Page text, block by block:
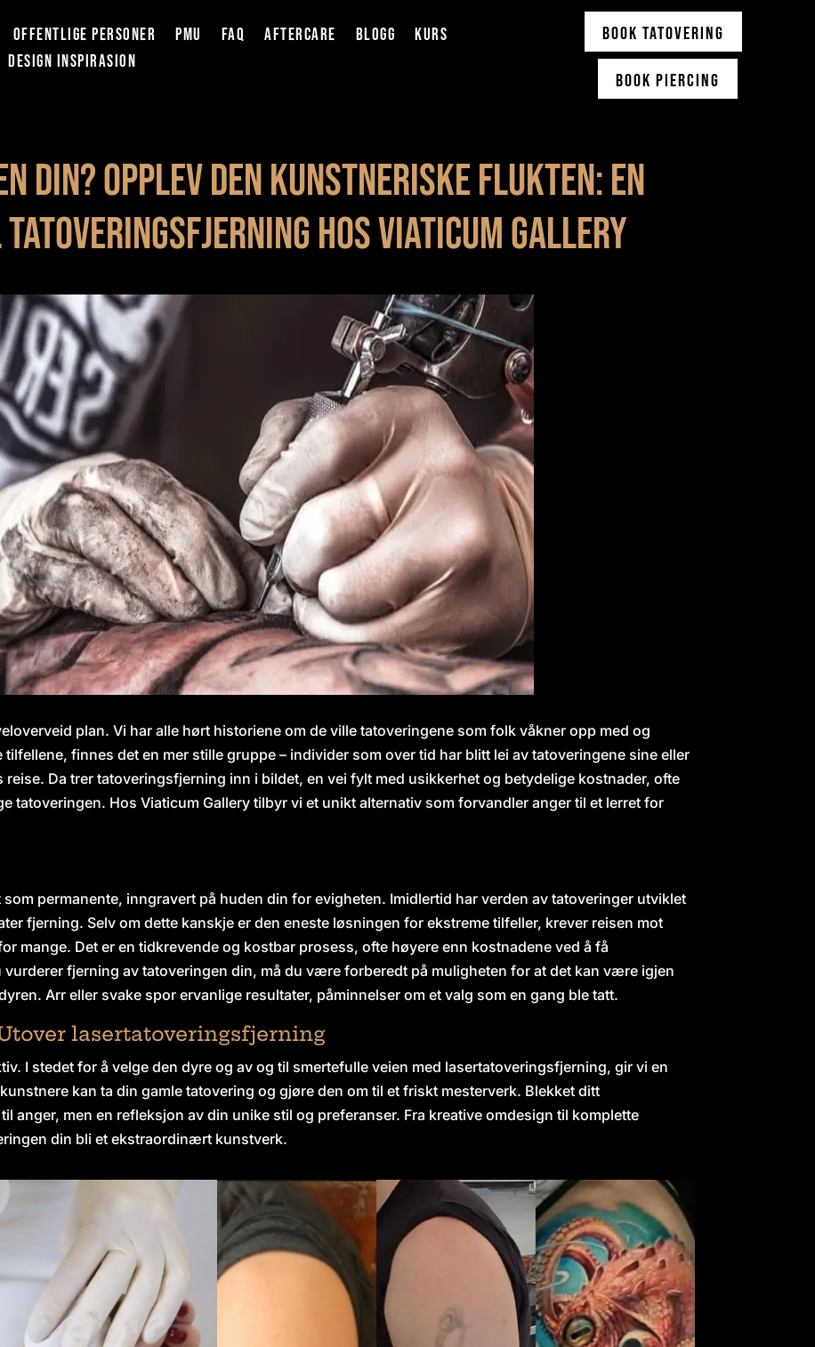
OFFENTLIGE PERSONER PMU FAQ AFTERCARE BLOGG
KURS
DESIGN INSPIRASION
Book Tatovering
Book Piercing
din? Opplev den kunstneriske flukten: En
hos Viaticum Gallery
plan. Vi har alle hørt historiene om de ville tatoveringene som folk våkner opp med og
finnes det en mer stille gruppe – individer som over tid har blitt lei av tatoveringene sine eller
Da trer tatoveringsfjerning inn i bildet, en vei fylt med usikkerhet og betydelige kostnader, ofte
tatoveringen. Hos Viaticum Gallery tilbyr vi et unikt alternativ som forvandler anger til et lerret for
permanente, inngravert på huden din for evigheten. Imidlertid har verden av tatoveringer utviklet
fjerning. Selv om dette kanskje er den eneste løsningen for ekstreme tilfeller, krever reisen mot
mange. Det er en tidkrevende og kostbar prosess, ofte høyere enn kostnadene ved å få
fjerning av tatoveringen din, må du være forberedt på muligheten for at det kan være igjen
Arr eller svake spor ervanlige resultater, påminnelser om et valg som en gang ble tatt.
lasertatoveringsfjerning
I stedet for å velge den dyre og av og til smertefulle veien med lasertatoveringsfjerning, gir vi en
kan ta din gamle tatovering og gjøre den om til et friskt mesterverk. Blekket ditt
anger, men en refleksjon av din unike stil og preferanser. Fra kreative omdesign til komplette
din bli et ekstraordinært kunstverk.